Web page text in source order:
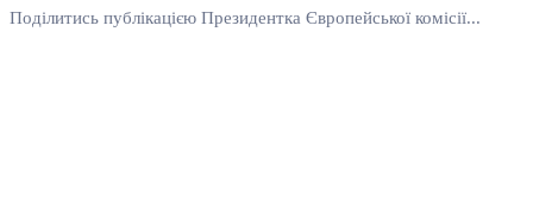
Поділитись публікацією Президентка Європейської комісії...